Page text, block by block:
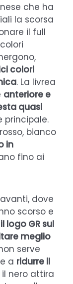
che ha
la scorsa
il full
colori
. La livrea
anteriore e
quasi
principale.
bianco
in
fino ai
dove
scorso e
il logo GR sul
meglio
serve
a ridurre il
nero attira